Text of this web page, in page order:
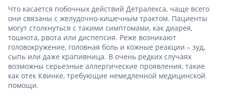
Что касается побочных действий Детралекса, чаще всего
они связаны с желудочно-кишечным трактом. Пациенты
могут столкнуться с такими симптомами, как диарея,
тошнота, рвота или диспепсия. Реже возникают
головокружение, головная боль и кожные реакции – зуд,
сыпь или даже крапивница. В очень редких случаях
возможны серьезные аллергические проявления, такие
как отек Квинке, требующие немедленной медицинской
помощи.